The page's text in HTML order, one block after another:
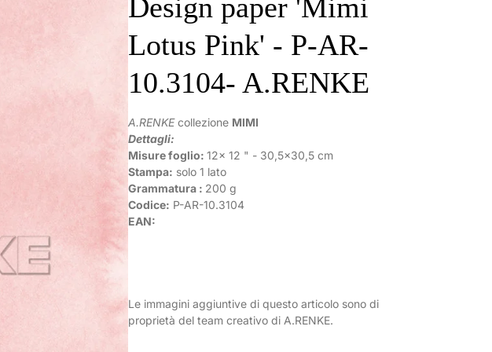
Design paper 'Mimi
Lotus Pink' - P-AR-
10.3104- A.RENKE
A.RENKEcollezione MIMI
Dettagli:
Misure foglio: 12x 12 " - 30,5x30,5 cm
Stampa: solo 1 lato
Grammatura : 200 g
Codice: P-AR-10.3104
EAN:
Le immagini aggiuntive di questo articolo sono di
proprietà del team creativo di A.RENKE.